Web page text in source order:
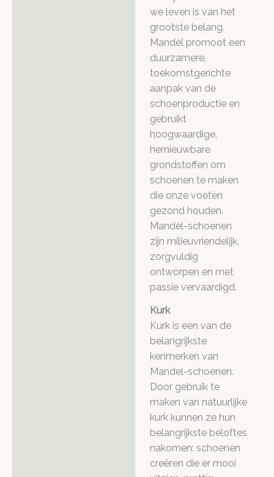
we leven is van het
grootste belang.
Mandèl promoot een
duurzamere,
toekomstgerichte
aanpak van de
schoenproductie en
gebruikt
hoogwaardige,
hernieuwbare
grondstoffen om
schoenen te maken
die onze voeten
gezond houden.
Mandèl-schoenen
zijn milieuvriendelijk,
zorgvuldig
ontworpen en met
passie vervaardigd.
Kurk
Kurk is een van de
belangrijkste
kenmerken van
Mandel-schoenen.
Door gebruik te
maken van natuurlijke
kurk kunnen ze hun
belangrijkste beloftes
nakomen: schoenen
creëren die er mooi